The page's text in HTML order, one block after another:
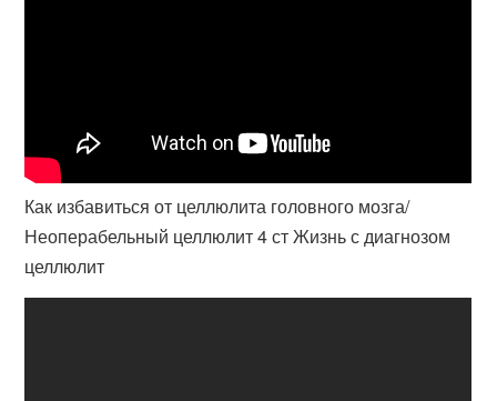
Как избавиться от целлюлита головного мозга/
Неоперабельный целлюлит 4 ст Жизнь с диагнозом
целлюлит